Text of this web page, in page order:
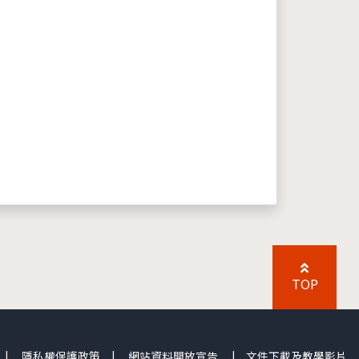
TOP
| 隱私權保護政策 | 網站資料開放宣告 | 文件下載及教學影片